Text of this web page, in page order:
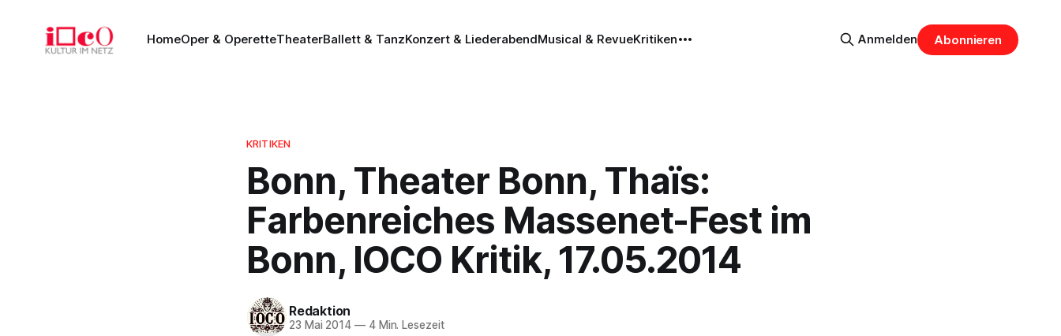
HomeOper & OperetteTheaterBallett & TanzKonzert & LiederabendMusical & RevueKritiken Anmelden Abonnieren
KRITIKEN
Bonn, Theater Bonn, Thaïs:
Farbenreiches Massenet-Fest im
Bonn, IOCO Kritik, 17.05.2014
Redaktion
23 Mai 2014 —4 Min. Lesezeit